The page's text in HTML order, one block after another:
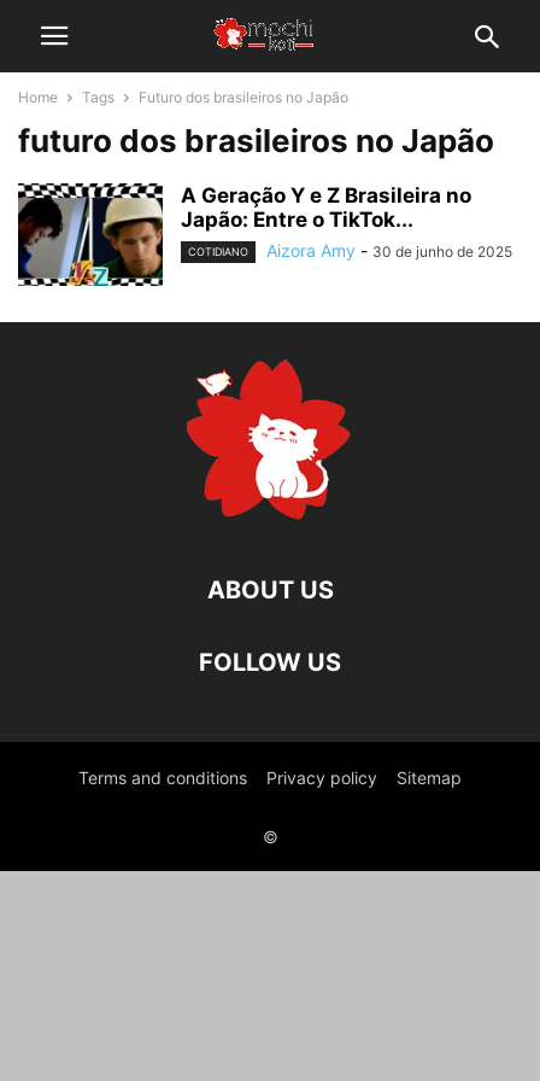
Home Tags Futuro dos brasileiros no Japão
futuro dos brasileiros no Japão
A Geração Y e Z Brasileira no
Japão: Entre o TikTok...
COTIDIANO Aizora Amy - 30 de junho de 2025
ABOUT US
FOLLOW US
Terms and conditions Privacy policy Sitemap
©